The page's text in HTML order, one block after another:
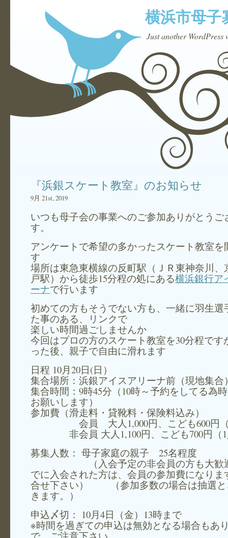
横浜市母子
Just another WordPress
『浜銀スケート教室』のお知らせ
9月 21st, 2019
いつも母子会の事業へのご参加ありがとうご
す。
アンケートで希望の多かったスケート教室を
す
場所は東急東横線の反町駅（ＪＲ東神奈川、
戸駅）から徒歩15分程の処にある横浜銀行ア
ーナで行います
初めての方もそうでない方も、一緒に羽生選
た事のある、リンクで
楽しい時間過ごしませんか
今回はプロの方のスケート教室を30分程です
った後、親子で自由に滑れます
日程 10月20日(日）
集合場所：浜銀アイスアリーナ前（現地集合
集合時間：9時45分（10時～予約をしてる為
お願いします）
参加費（滑走料・貸靴料・保険料込み）
会員 大人1,000円、こども600円（
非会員 大人1,100円、こども700円（1
募集人数： 母子家庭の親子 25名程度
（入会予定の非会員の方も大歓迎
でに入会された方は、会員の参加費になりま
合せ下さい） （参加多数の場合は抽選と
きます。）
申込〆切： 10月4日（金）13時まで
※時間を過ぎての申込は無効となる場合もあ